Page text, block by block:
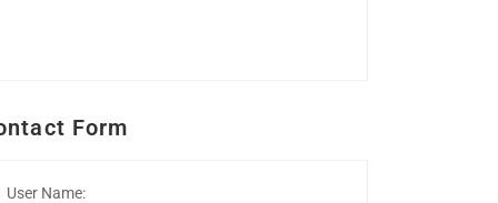
Form
User Name: